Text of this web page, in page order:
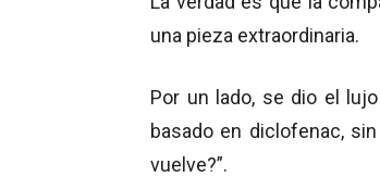
una pieza extraordinaria.
Por un lado, se dio el
basado en diclofenac,
vuelve?”.